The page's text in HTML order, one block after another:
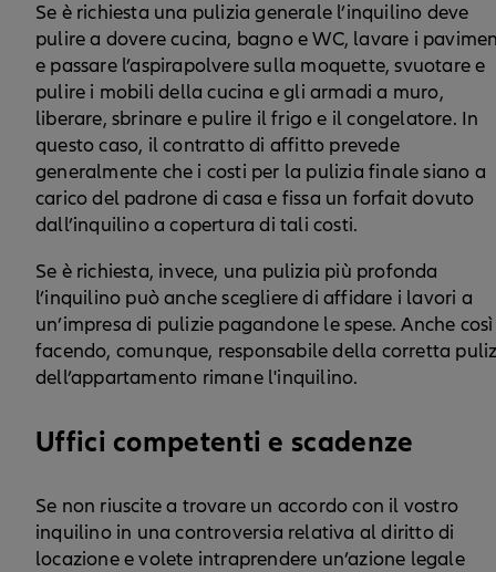
Se è richiesta una pulizia generale l’inquilino deve
pulire a dovere cucina, bagno e WC, lavare i
e passare l’aspirapolvere sulla moquette, svuotare e
pulire i mobili della cucina e gli armadi a muro,
liberare, sbrinare e pulire il frigo e il congelatore. In
questo caso, il contratto di affitto prevede
generalmente che i costi per la pulizia finale siano a
carico del padrone di casa e fissa un forfait dovuto
dall’inquilino a copertura di tali costi.
Se è richiesta, invece, una pulizia più profonda
l’inquilino può anche scegliere di affidare i lavori a
un’impresa di pulizie pagandone le spese. Anche così
facendo, comunque, responsabile della corretta
dell’appartamento rimane l'inquilino.
Uffici competenti e scadenze
Se non riuscite a trovare un accordo con il vostro
inquilino in una controversia relativa al diritto di
locazione e volete intraprendere un’azione legale